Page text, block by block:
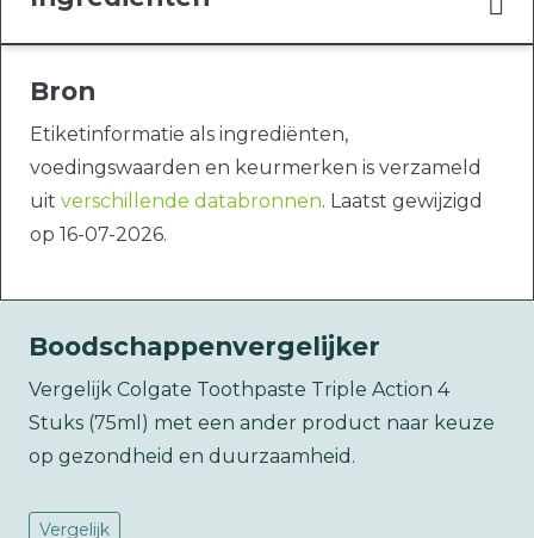
Bron
Etiketinformatie als ingrediënten,
voedingswaarden en keurmerken is verzameld
uit verschillende databronnen. Laatst gewijzigd
op 16-07-2026.
Boodschappenvergelijker
Vergelijk Colgate Toothpaste Triple Action 4
Stuks (75ml) met een ander product naar keuze
op gezondheid en duurzaamheid.
Vergelijk